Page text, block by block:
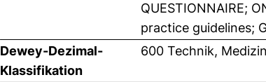
QUESTIONNAIRE;
practice guidelines;
Dewey-Dezimal-
Klassifikation
600 Technik,